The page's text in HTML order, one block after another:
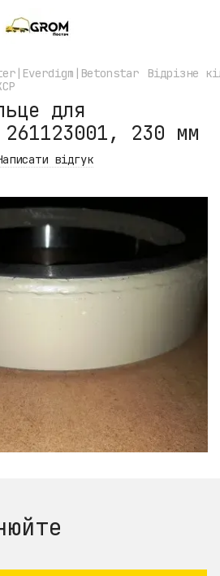
Відрізне
для
230 мм
відгук